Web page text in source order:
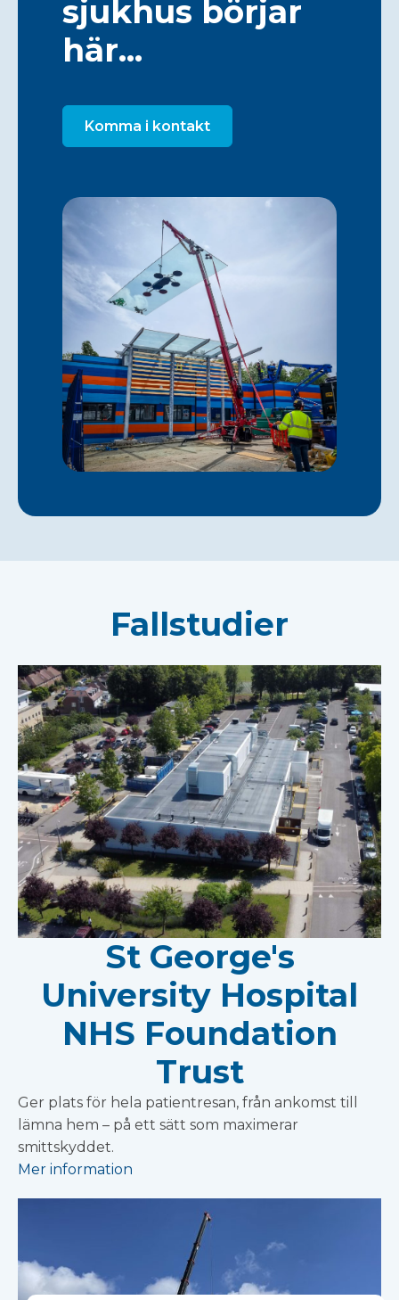
sjukhus börjar
här...
Komma i kontakt
Fallstudier
St George's
University Hospital
NHS Foundation
Trust
Ger plats för hela patientresan, från ankomst till
lämna hem – på ett sätt som maximerar
smittskyddet.
Mer information